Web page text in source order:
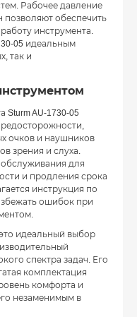
Рабочее давление
позволяют обеспечить
инструмента.
05 идеальным
так и
AU-1730-05
очков и наушников
зрения и слуха.
обслуживания для
и продления срока
инструкция по
ошибок при
идеальный выбор
спектра задач. Его
комплектация
комфорта и
незаменимым в